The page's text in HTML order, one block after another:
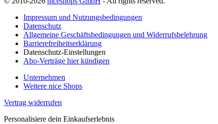
Impressum und Nutzungsbedingungen
Datenschutz
Allgemeine Geschäftsbedingungen und Widerrufsbelehrung
Barrierefreiheitserklärung
Datenschutz-Einstellungen
Abo-Verträge hier kündigen
Unternehmen
Weitere nice Shops
Vertrag widerrufen
Personalisiere dein Einkaufserlebnis